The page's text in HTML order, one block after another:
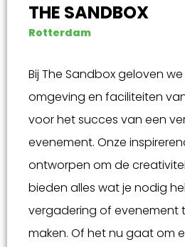
THE SANDBOX
Rotterdam
Bij The Sandbox geloven
omgeving en faciliteiten
voor het succes van een
evenement. Onze
ontworpen om de
bieden alles wat je nodig
vergadering of evenement
maken. Of het nu gaat om